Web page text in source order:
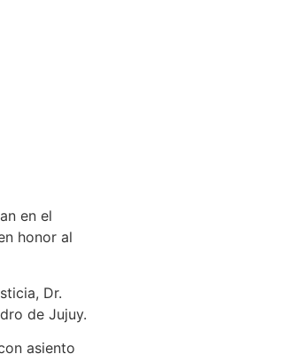
en el
honor al
Dr.
de Jujuy.
asiento